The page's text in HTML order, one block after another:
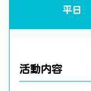
平日
活動内容